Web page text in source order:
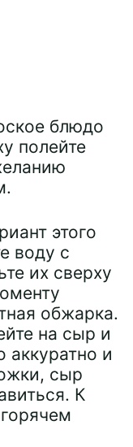
блюдо
полейте
этого
воду с
их сверху
обжарка.
на сыр и
аккуратно и
сыр
К